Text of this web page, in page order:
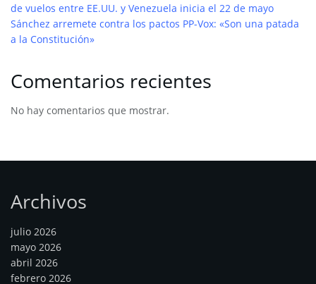
de vuelos entre EE.UU. y Venezuela inicia el 22 de mayo
Sánchez arremete contra los pactos PP-Vox: «Son una patada
a la Constitución»
Comentarios recientes
No hay comentarios que mostrar.
Archivos
julio 2026
mayo 2026
abril 2026
febrero 2026